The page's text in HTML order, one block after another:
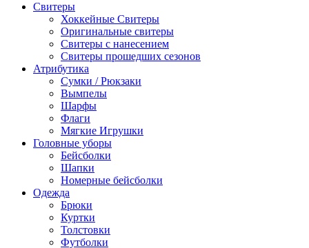
Свитеры
Хоккейные Свитеры
Оригинальные свитеры
Свитеры с нанесением
Свитеры прошедших сезонов
Атрибутика
Сумки / Рюкзаки
Вымпелы
Шарфы
Флаги
Мягкие Игрушки
Головные уборы
Бейсболки
Шапки
Номерные бейсболки
Одежда
Брюки
Куртки
Толстовки
Футболки